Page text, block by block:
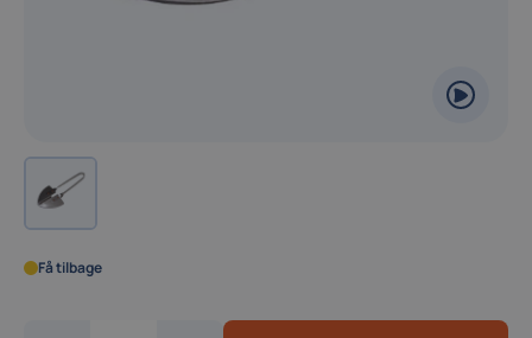
Få tilbage